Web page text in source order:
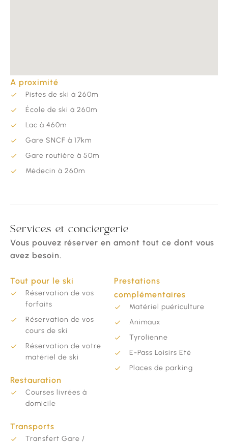
A proximité
Pistes de ski à 260m
École de ski à 260m
Lac à 460m
Gare SNCF à 17km
Gare routière à 50m
Médecin à 260m
Services et conciergerie
Vous pouvez réserver en amont tout ce dont vous
avez besoin.
Tout pour le ski
Réservation de vos
forfaits
Réservation de vos
cours de ski
Réservation de votre
matériel de ski
Restauration
Courses livrées à
domicile
Transports
Transfert Gare /
Prestations
complémentaires
Matériel puériculture
Animaux
Tyrolienne
E-Pass Loisirs Eté
Places de parking